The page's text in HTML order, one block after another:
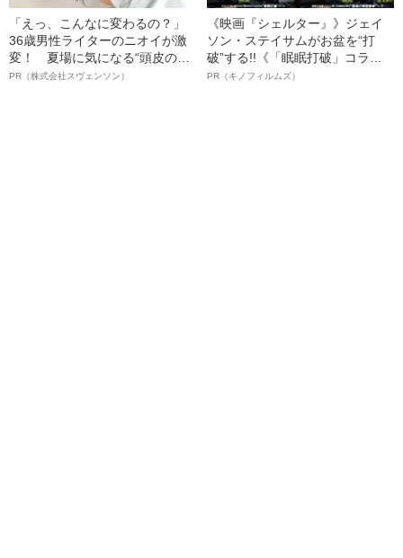
「えっ、こんなに変わるの？」
36歳男性ライターのニオイが激
変！ 夏場に気になる“頭皮のニ
オイ”や“ベタつき”を解消す
PR（株式会社スヴェンソン）
《映画『シェルター』》ジェイ
ソン・ステイサムがお盆を“打
破”する!!《「眠眠打破」コラ
ボ》
PR（キノフィルムズ）